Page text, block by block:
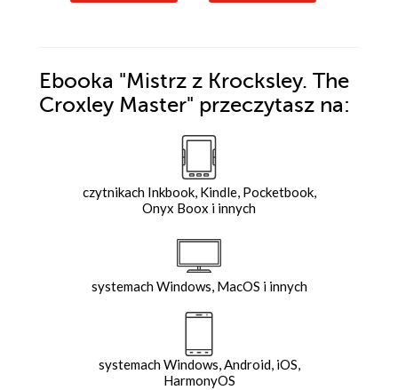
Ebooka "Mistrz z Krocksley. The
Croxley Master" przeczytasz na:
czytnikach Inkbook, Kindle, Pocketbook,
Onyx Boox i innych
systemach Windows, MacOS i innych
systemach Windows, Android, iOS,
HarmonyOS